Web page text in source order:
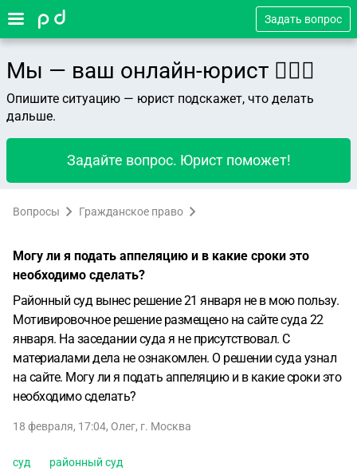
Задать вопрос
Мы — ваш онлайн-юрист 👨🏻‍⚖️
Опишите ситуацию — юрист подскажет, что делать
дальше.
Задайте вопрос. Юрист поможет!
Вопросы Гражданское право
Могу ли я подать аппеляцию и в какие сроки это
необходимо сделать?
Районный суд вынес решение 21 января не в мою пользу.
Мотивировочное решение размещено на сайте суда 22
января. На заседании суда я не присутствовал. С
материалами дела не ознакомлен. О решении суда узнал
на сайте. Могу ли я подать аппеляцию и в какие сроки это
необходимо сделать?
18 февраля, 17:04, Олег, г. Москва
суд районный суд